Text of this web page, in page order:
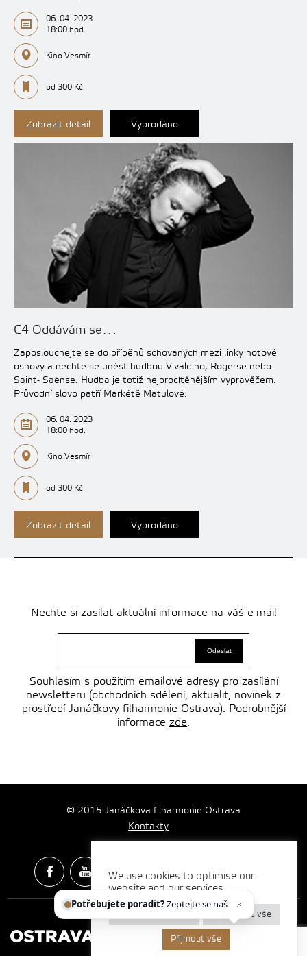
06. 04. 2023
18:00 hod.
Kino Vesmír
od 300 Kč
Zobrazit detail Vyprodáno
C4 Oddávám se…
Zaposlouchejte se do příběhů schovaných mezi linky notové
osnovy a nechte se unést hudbou Vivaldiho, Rogerse nebo
Saint- Saënse. Hudba je totiž nejprocítěnějším vypravěčem.
Průvodní slovo patří Markétě Matulové.
06. 04. 2023
18:00 hod.
Kino Vesmír
od 300 Kč
Zobrazit detail Vyprodáno
Nechte si zasílat aktuální informace na váš e-mail
Souhlasím s použitím emailové adresy pro zasílání
newsletteru (obchodních sdělení, aktualit, novinek z
prostředí Janáčkovy filharmonie Ostrava). Podrobnější
informace zde.
© 2015 Janáčkova filharmonie Ostrava
Kontakty
Vytvořilo
We use cookies to optimise our
website and our services.
Odmítnout vše
Přijmout vše
Potřebujete poradit?Zeptejte se našeho asis